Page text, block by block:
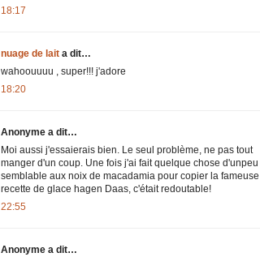
18:17
nuage de lait a dit…
wahoouuuu , super!!! j'adore
18:20
Anonyme a dit…
Moi aussi j'essaierais bien. Le seul problème, ne pas tout
manger d'un coup. Une fois j'ai fait quelque chose d'unpeu
semblable aux noix de macadamia pour copier la fameuse
recette de glace hagen Daas, c'était redoutable!
22:55
Anonyme a dit…